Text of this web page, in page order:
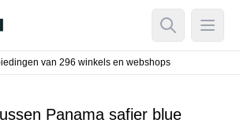
Open Open
van 296 winkels en webshops
Panama safier blue